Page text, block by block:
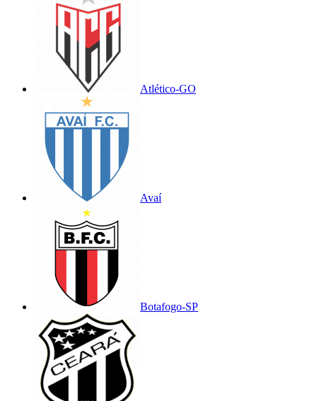
Atlético-GO
Avaí
Botafogo-SP